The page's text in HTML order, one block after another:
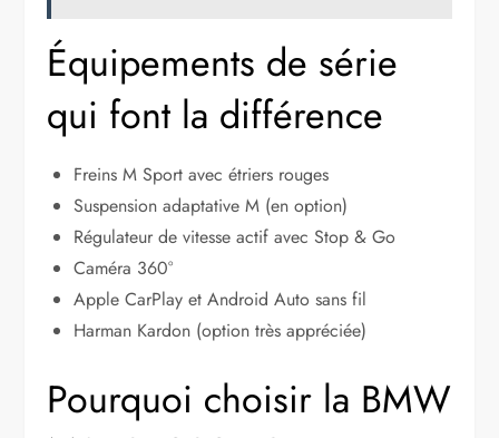
Équipements de série
qui font la différence
Freins M Sport avec étriers rouges
Suspension adaptative M (en option)
Régulateur de vitesse actif avec Stop & Go
Caméra 360°
Apple CarPlay et Android Auto sans fil
Harman Kardon (option très appréciée)
Pourquoi choisir la BMW